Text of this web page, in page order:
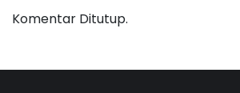
Komentar Ditutup.